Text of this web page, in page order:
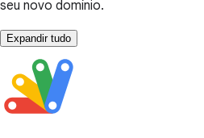
seu novo domínio.
Expandir tudo